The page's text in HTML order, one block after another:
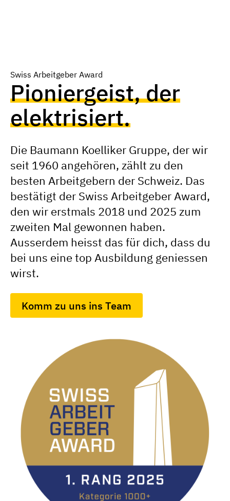
Swiss Arbeitgeber Award
Pioniergeist, der
elektrisiert.
Die Baumann Koelliker Gruppe, der wir
seit 1960 angehören, zählt zu den
besten Arbeitgebern der Schweiz. Das
bestätigt der Swiss Arbeitgeber Award,
den wir erstmals 2018 und 2025 zum
zweiten Mal gewonnen haben.
Ausserdem heisst das für dich, dass du
bei uns eine top Ausbildung geniessen
wirst.
Komm zu uns ins Team